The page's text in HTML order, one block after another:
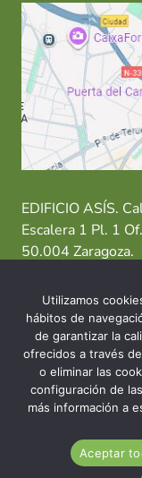
EDIFICIO ASÍS.
Escalera 1 Pl. 1
50.004 Zaragoza.
T: 976 484 949
Sede Zaragoza·
© 2026
INICIO
Utilizamos
hábitos de
de garantizar la
ofrecidos a través
o eliminar las
configuración de
más información a
Aceptar